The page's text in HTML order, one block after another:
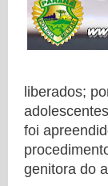
liberados;
foi
genitora do